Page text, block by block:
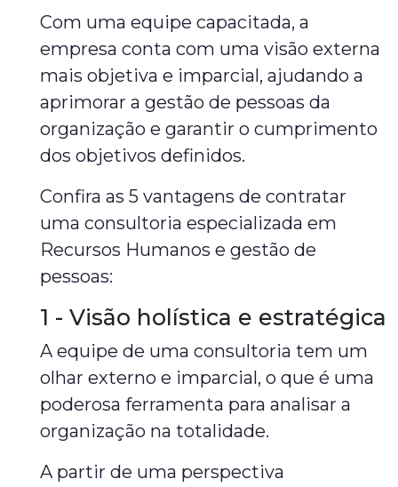
Com uma equipe capacitada, a
empresa conta com uma visão externa
mais objetiva e imparcial, ajudando a
aprimorar a gestão de pessoas da
organização e garantir o cumprimento
dos objetivos definidos.
Confira as 5 vantagens de contratar
uma consultoria especializada em
Recursos Humanos e gestão de
pessoas:
1 - Visão holística e estratégica
A equipe de uma consultoria tem um
olhar externo e imparcial, o que é uma
poderosa ferramenta para analisar a
organização na totalidade.
A partir de uma perspectiva